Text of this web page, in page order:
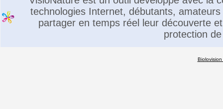
technologies Internet, débutants,
partager en temps réel leur découverte
protection
Biolovision